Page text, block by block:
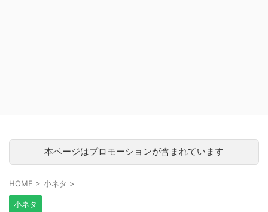
本ページはプロモーションが含まれています
HOME > 小ネタ >
小ネタ